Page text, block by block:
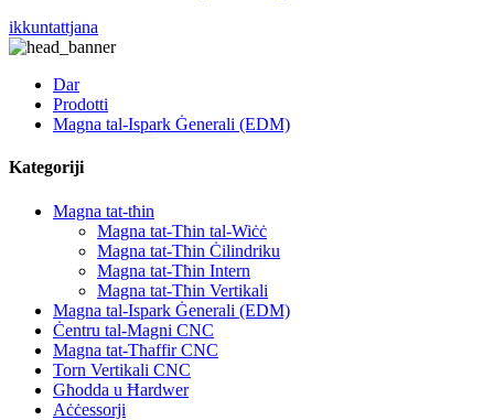
ikkuntattjana
Dar
Prodotti
Magna tal-Ispark Ġenerali (EDM)
Kategoriji
Magna tat-tħin
Magna tat-Tħin tal-Wiċċ
Magna tat-Tħin Ċilindriku
Magna tat-Tħin Intern
Magna tat-Tħin Vertikali
Magna tal-Ispark Ġenerali (EDM)
Ċentru tal-Magni CNC
Magna tat-Tħaffir CNC
Torn Vertikali CNC
Għodda u Ħardwer
Aċċessorji